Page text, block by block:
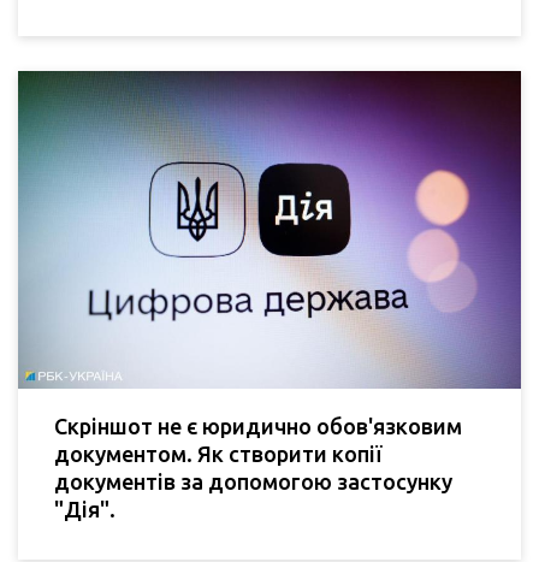
Скріншот не є юридично обов'язковим
документом. Як створити копії
документів за допомогою застосунку
"Дія".